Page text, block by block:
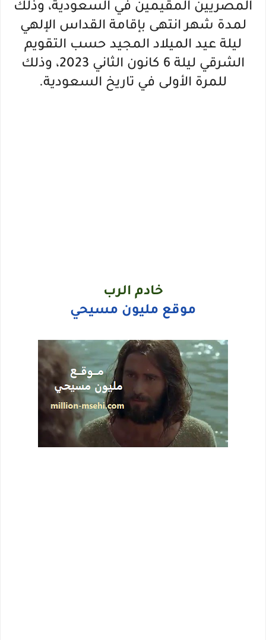
المصريين المقيمين في السعودية، وذلك
لمدة شهر انتهى بإقامة القداس الإلهي
ليلة عيد الميلاد المجيد حسب التقويم
الشرقي ليلة 6 كانون الثاني 2023، وذلك
للمرة الأولى في تاريخ السعودية.
خادم الرب
موقع مليون مسيحي